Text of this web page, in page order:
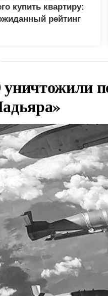
купить квартиру:
рейтинг